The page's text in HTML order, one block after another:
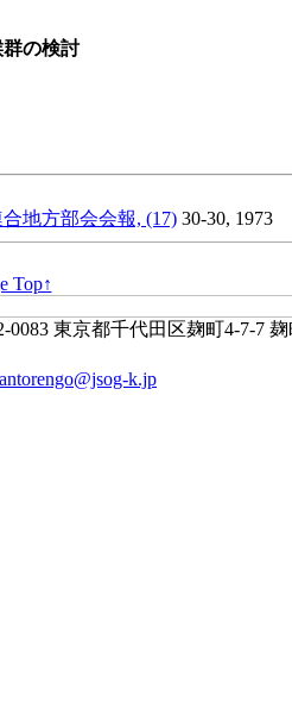
の検討
地方部会会報, (17) 30-30, 1973
Top↑
東京都千代田区麹町4-7-7
k.jp